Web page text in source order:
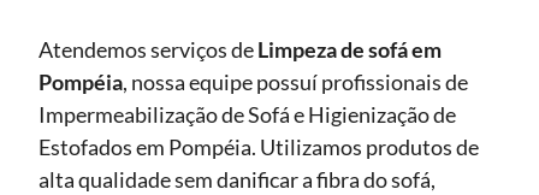
Atendemos serviços deLimpeza de sofáem
Pompéia, nossa equipe possuí profissionais de
Impermeabilização de Sofá e Higienização de
Estofados em Pompéia. Utilizamos produtos de
alta qualidade sem danificar a fibra do sofá,